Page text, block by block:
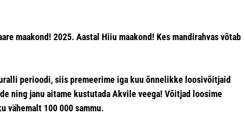
maakond! 2025. Aastal Hiiu maakond! Kes mandirahvas võtab
perioodi, siis premeerime iga kuu õnnelikke loosivõitjaid
ning janu aitame kustutada Akvile veega! Võitjad loosime
vähemalt 100 000 sammu.